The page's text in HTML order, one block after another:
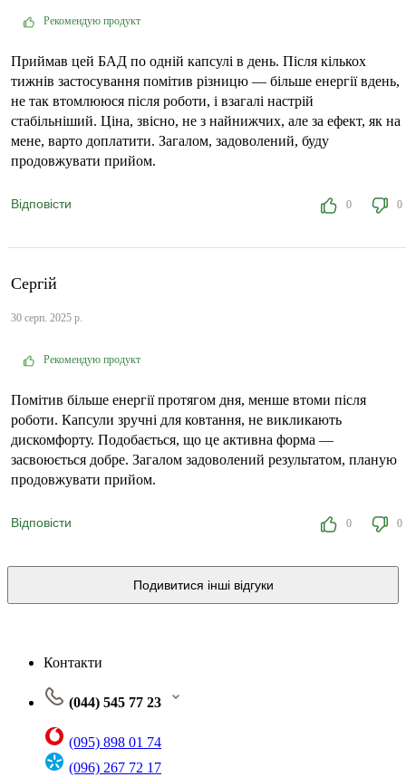
Рекомендую продукт
Приймав цей БАД по одній капсулі в день. Після кількох
тижнів застосування помітив різницю — більше енергії вдень,
не так втомлююся після роботи, і взагалі настрій
стабільніший. Ціна, звісно, не з найнижчих, але за ефект, як на
мене, варто доплатити. Загалом, задоволений, буду
продовжувати прийом.
Відповісти 0 0
Сергій
30 серп. 2025 р.
Рекомендую продукт
Помітив більше енергії протягом дня, менше втоми після
роботи. Капсули зручні для ковтання, не викликають
дискомфорту. Подобається, що це активна форма —
засвоюється добре. Загалом задоволений результатом, планую
продовжувати прийом.
Відповісти 0 0
Подивитися інші відгуки
Контакти
(044) 545 77 23
(095) 898 01 74
(096) 267 72 17